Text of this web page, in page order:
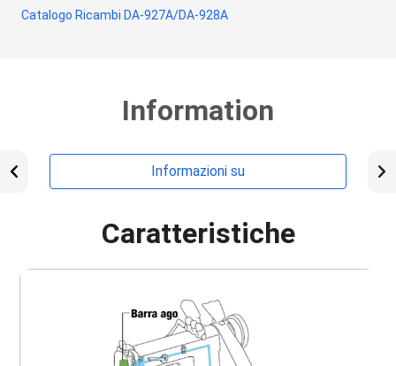
Catalogo Ricambi DA-927A/DA-928A
Information
Informazioni su
Caratteristiche